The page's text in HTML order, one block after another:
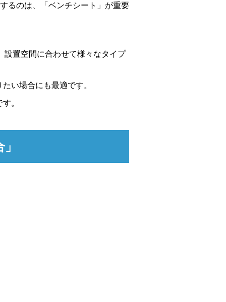
るのは、「ベンチシート」が重要
置空間に合わせて様々なタイプ
い場合にも最適です。
。